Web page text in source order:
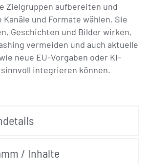
Zielgruppen aufbereiten und
und Formate wählen. Sie
Geschichten und Bilder wirken,
vermeiden und auch aktuelle
neue EU-Vorgaben oder KI-
integrieren können.
/ Inhalte